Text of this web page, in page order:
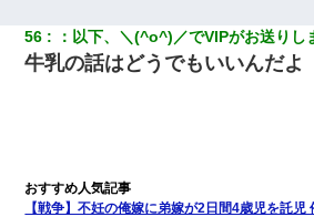
56 ： 以下、＼(^o^)／でVIPがお送りし
牛乳の話はどうでもいいんだよ
【戦争】不妊の俺嫁に弟嫁が2日間4歳児を託